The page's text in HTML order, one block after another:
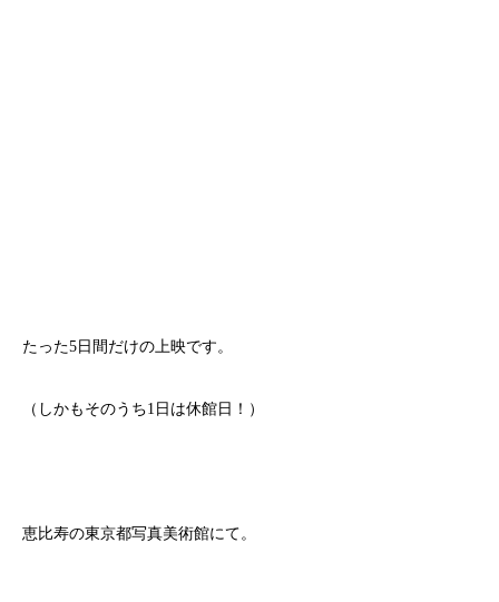
たった5日間だけの上映です。
（しかもそのうち1日は休館日！）
恵比寿の東京都写真美術館にて。